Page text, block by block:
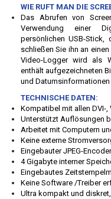
WIE RUFT MAN DIE
Das Abrufen von
Verwendung einer
persönlichen USB-
schließen Sie ihn an
Video-Logger wird als
enthält aufgezeichneten
und Datumsinformationen
TECHNISCHE DATEN:
Kompatibel mit allen DVI-,
Unterstützt Auflösungen
Arbeitet mit Computern
Keine externe
Eingebauter JPEG-
4 Gigabyte interner
Eingebautes
Keine Software /Treiber
Ultra kompakt und